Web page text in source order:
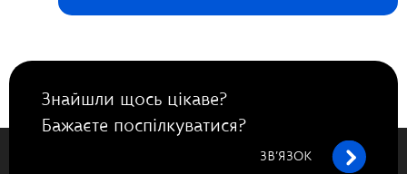
Знайшли щось цікаве?
Бажаєте поспілкуватися?
ЗВ’ЯЗОК